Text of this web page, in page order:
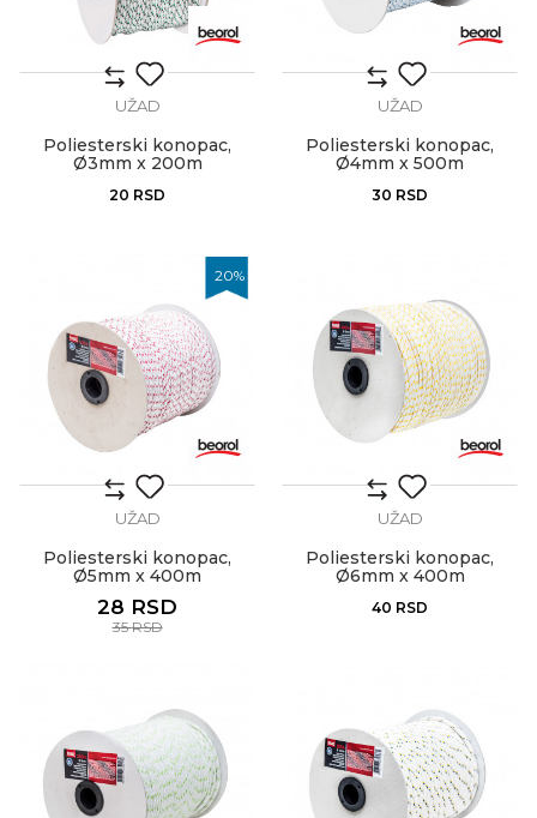
UŽAD
Poliesterski konopac,
Ø3mm x 200m
20 RSD
UŽAD
Poliesterski konopac,
Ø4mm x 500m
30 RSD
20%
UŽAD
Poliesterski konopac,
Ø5mm x 400m
28 RSD
35RSD
UŽAD
Poliesterski konopac,
Ø6mm x 400m
40 RSD